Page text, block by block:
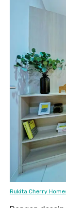
Rukita Cherry